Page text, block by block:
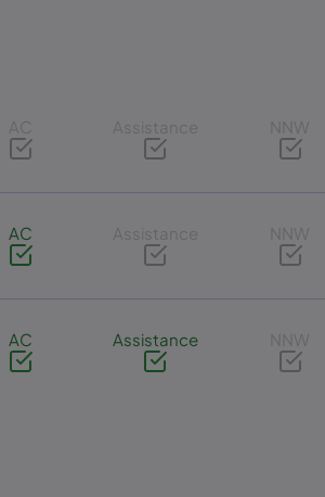
AC Assistance NNW
AC Assistance NNW
AC Assistance NNW